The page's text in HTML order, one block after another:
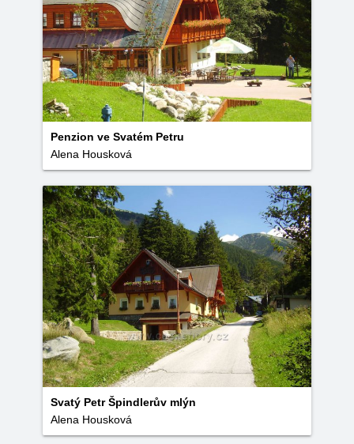
Penzion ve Svatém Petru
Alena Housková
Svatý Petr Špindlerův mlýn
Alena Housková